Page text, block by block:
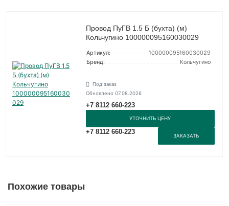
Провод ПуГВ 1.5 Б (бухта) (м)
Кольчугино 100000095160030029
Артикул:
100000095160030029
Бренд:
Кольчугино
Под заказ
Обновлено 07.08.2026
+7 8112 660-223
УТОЧНИТЬ ЦЕНУ
+7 8112 660-223
ЗАКАЗАТЬ
Похожие товары